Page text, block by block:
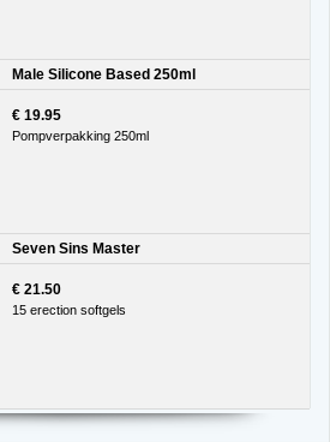
Male Silicone Based 250ml
€ 19.95
Pompverpakking 250ml
Seven Sins Master
€ 21.50
15 erection softgels